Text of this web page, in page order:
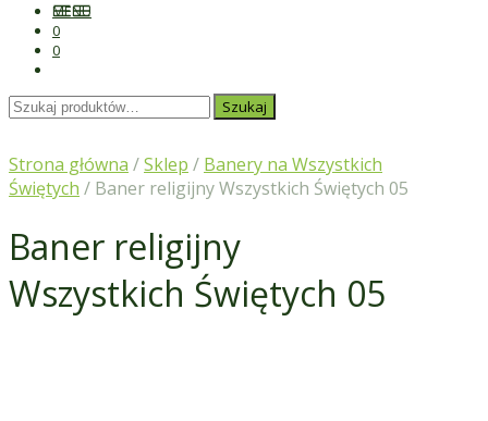
MENU
0
0
Szukaj: Szukaj
Strona główna /Sklep / Banery na Wszystkich
Świętych / Baner religijny Wszystkich Świętych 05
Baner religijny
Wszystkich Świętych 05